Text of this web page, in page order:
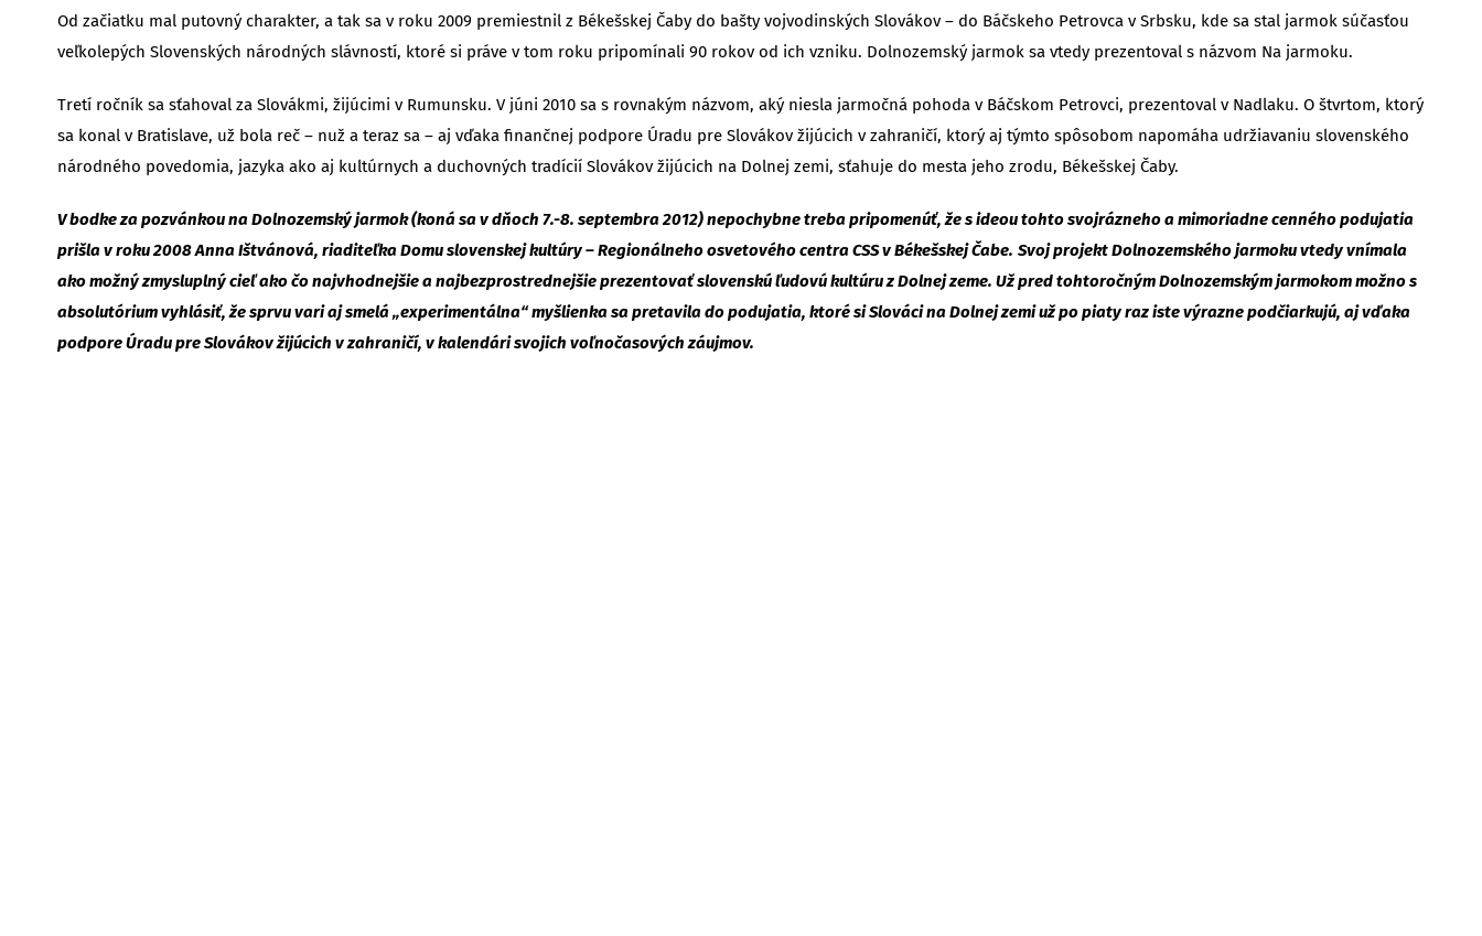
Od začiatku mal putovný charakter, a tak sa v roku 2009 premiestnil z Békešskej Čaby do bašty vojvodinských Slovákov – do Báčskeho Petrovca v Srbsku, kde sa stal jarmok súčasťou
veľkolepých Slovenských národných slávností, ktoré si práve v tom roku pripomínali 90 rokov od ich vzniku. Dolnozemský jarmok sa vtedy prezentoval s názvom Na jarmoku.
Tretí ročník sa sťahoval za Slovákmi, žijúcimi v Rumunsku. V júni 2010 sa s rovnakým názvom, aký niesla jarmočná pohoda v Báčskom Petrovci, prezentoval v Nadlaku. O štvrtom, ktorý
sa konal v Bratislave, už bola reč – nuž a teraz sa – aj vďaka finančnej podpore Úradu pre Slovákov žijúcich v zahraničí, ktorý aj týmto spôsobom napomáha udržiavaniu slovenského
národného povedomia, jazyka ako aj kultúrnych a duchovných tradícií Slovákov žijúcich na Dolnej zemi, sťahuje do mesta jeho zrodu, Békešskej Čaby.
V bodke za pozvánkou na Dolnozemský jarmok (koná sa v dňoch 7.-8. septembra 2012) nepochybne treba pripomenúť, že s ideou tohto svojrázneho a mimoriadne cenného podujatia
prišla v roku 2008 Anna Ištvánová, riaditeľka Domu slovenskej kultúry – Regionálneho osvetového centra CSS v Békešskej Čabe. Svoj projekt Dolnozemského jarmoku vtedy vnímala
ako možný zmysluplný cieľ ako čo najvhodnejšie a najbezprostrednejšie prezentovať slovenskú ľudovú kultúru z Dolnej zeme. Už pred tohtoročným Dolnozemským jarmokom možno s
absolutórium vyhlásiť, že sprvu vari aj smelá „experimentálna“ myšlienka sa pretavila do podujatia, ktoré si Slováci na Dolnej zemi už po piaty raz iste výrazne podčiarkujú, aj vďaka
podpore Úradu pre Slovákov žijúcich v zahraničí, v kalendári svojich voľnočasových záujmov.